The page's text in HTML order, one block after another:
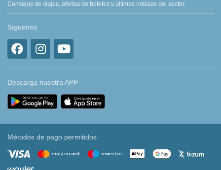
Consejos de viajes, ofertas de hoteles y últimas noticias del sector.
Síguenos
Descarga nuestra APP
Métodos de pago permitidos